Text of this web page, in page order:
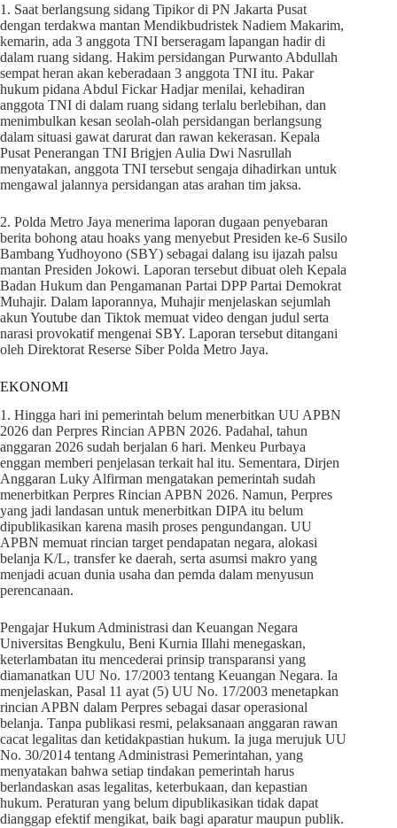
1. Saat berlangsung sidang Tipikor di PN Jakarta Pusat
dengan terdakwa mantan Mendikbudristek Nadiem Makarim,
kemarin, ada 3 anggota TNI berseragam lapangan hadir di
dalam ruang sidang. Hakim persidangan Purwanto Abdullah
sempat heran akan keberadaan 3 anggota TNI itu. Pakar
hukum pidana Abdul Fickar Hadjar menilai, kehadiran
anggota TNI di dalam ruang sidang terlalu berlebihan, dan
menimbulkan kesan seolah-olah persidangan berlangsung
dalam situasi gawat darurat dan rawan kekerasan. Kepala
Pusat Penerangan TNI Brigjen Aulia Dwi Nasrullah
menyatakan, anggota TNI tersebut sengaja dihadirkan untuk
mengawal jalannya persidangan atas arahan tim jaksa.
2. Polda Metro Jaya menerima laporan dugaan penyebaran
berita bohong atau hoaks yang menyebut Presiden ke-6 Susilo
Bambang Yudhoyono (SBY) sebagai dalang isu ijazah palsu
mantan Presiden Jokowi. Laporan tersebut dibuat oleh Kepala
Badan Hukum dan Pengamanan Partai DPP Partai Demokrat
Muhajir. Dalam laporannya, Muhajir menjelaskan sejumlah
akun Youtube dan Tiktok memuat video dengan judul serta
narasi provokatif mengenai SBY. Laporan tersebut ditangani
oleh Direktorat Reserse Siber Polda Metro Jaya.
EKONOMI
1. Hingga hari ini pemerintah belum menerbitkan UU APBN
2026 dan Perpres Rincian APBN 2026. Padahal, tahun
anggaran 2026 sudah berjalan 6 hari. Menkeu Purbaya
enggan memberi penjelasan terkait hal itu. Sementara, Dirjen
Anggaran Luky Alfirman mengatakan pemerintah sudah
menerbitkan Perpres Rincian APBN 2026. Namun, Perpres
yang jadi landasan untuk menerbitkan DIPA itu belum
dipublikasikan karena masih proses pengundangan. UU
APBN memuat rincian target pendapatan negara, alokasi
belanja K/L, transfer ke daerah, serta asumsi makro yang
menjadi acuan dunia usaha dan pemda dalam menyusun
perencanaan.
Pengajar Hukum Administrasi dan Keuangan Negara
Universitas Bengkulu, Beni Kurnia Illahi menegaskan,
keterlambatan itu mencederai prinsip transparansi yang
diamanatkan UU No. 17/2003 tentang Keuangan Negara. Ia
menjelaskan, Pasal 11 ayat (5) UU No. 17/2003 menetapkan
rincian APBN dalam Perpres sebagai dasar operasional
belanja. Tanpa publikasi resmi, pelaksanaan anggaran rawan
cacat legalitas dan ketidakpastian hukum. Ia juga merujuk UU
No. 30/2014 tentang Administrasi Pemerintahan, yang
menyatakan bahwa setiap tindakan pemerintah harus
berlandaskan asas legalitas, keterbukaan, dan kepastian
hukum. Peraturan yang belum dipublikasikan tidak dapat
dianggap efektif mengikat, baik bagi aparatur maupun publik.